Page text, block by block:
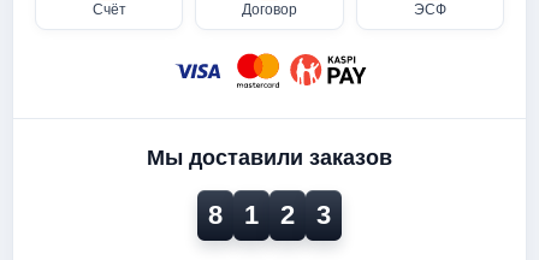
Счёт Договор ЭСФ
Мы доставили заказов
8 1 2 3